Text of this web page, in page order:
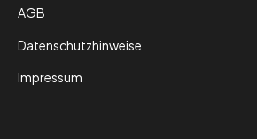
AGB
Datenschutzhinweise
Impressum